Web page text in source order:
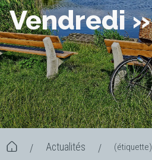
Vendredi »
/ Actualités / (étiquette)